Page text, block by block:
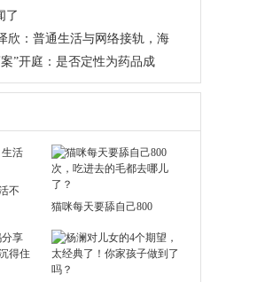
了
欣：普通生活与网络接轨，海
”开庭：是否定性为药品成
不
猫咪每天要舔自己800